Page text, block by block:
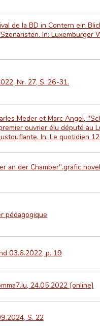
de la BD in Contern ein
In: Luxemburger
Nr. 27, S. 26-31.
Meder et Marc Angel,
ouvrier élu député au
In: Le quotidien
an der Chamber".grafic
pédagogique
03.6.2022, p. 19
24.05.2022 [online]
S. 22